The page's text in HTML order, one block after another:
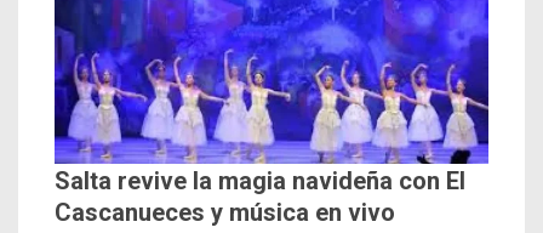
Salta revive la magia navideña con El
Cascanueces y música en vivo